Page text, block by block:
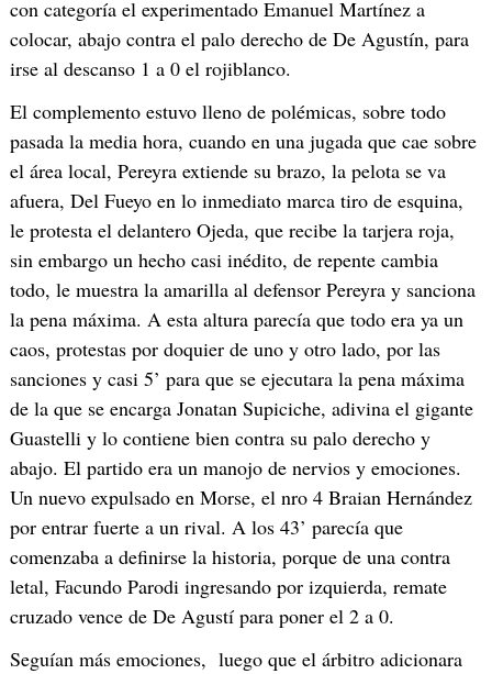
con categoría el experimentado Emanuel Martínez a
colocar, abajo contra el palo derecho de De Agustín, para
irse al descanso 1 a 0 el rojiblanco.
El complemento estuvo lleno de polémicas, sobre todo
pasada la media hora, cuando en una jugada que cae sobre
el área local, Pereyra extiende su brazo, la pelota se va
afuera, Del Fueyo en lo inmediato marca tiro de esquina,
le protesta el delantero Ojeda, que recibe la tarjera roja,
sin embargo un hecho casi inédito, de repente cambia
todo, le muestra la amarilla al defensor Pereyra y sanciona
la pena máxima. A esta altura parecía que todo era ya un
caos, protestas por doquier de uno y otro lado, por las
sanciones y casi 5’ para que se ejecutara la pena máxima
de la que se encarga Jonatan Supiciche, adivina el gigante
Guastelli y lo contiene bien contra su palo derecho y
abajo. El partido era un manojo de nervios y emociones.
Un nuevo expulsado en Morse, el nro 4 Braian Hernández
por entrar fuerte a un rival. A los 43’ parecía que
comenzaba a definirse la historia, porque de una contra
letal, Facundo Parodi ingresando por izquierda, remate
cruzado vence de De Agustí para poner el 2 a 0.
Seguían más emociones, luego que el árbitro adicionara